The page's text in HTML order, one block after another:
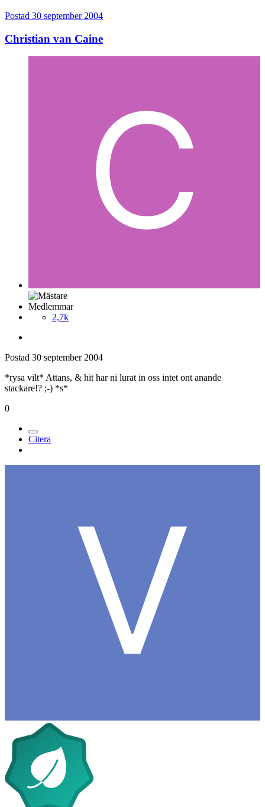
Postad 30 september 2004
Christian van Caine
Medlemmar
2,7k
Postad 30 september 2004
*rysa vilt* Attans, & hit har ni lurat in oss intet ont anande
stackare!? ;-) *s*
0
Citera